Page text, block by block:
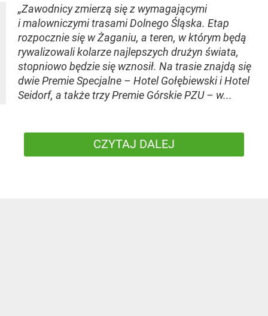
„Zawodnicy zmierzą się z wymagającymi
i malowniczymi trasami Dolnego Śląska. Etap
rozpocznie się w Żaganiu, a teren, w którym będą
rywalizowali kolarze najlepszych drużyn świata,
stopniowo będzie się wznosił. Na trasie znajdą się
dwie Premie Specjalne – Hotel Gołębiewski i Hotel
Seidorf, a także trzy Premie Górskie PZU – w...
CZYTAJ DALEJ